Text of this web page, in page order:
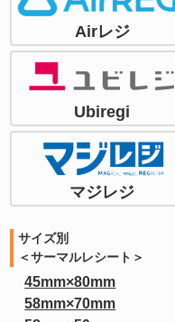
Airレジ
Ubiregi
マジレジ
サイズ別
＜サーマルレシート＞
45mm×80mm
58mm×70mm